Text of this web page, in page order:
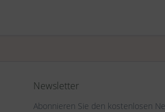
Newsletter
Abonnieren Sie den kostenlosen